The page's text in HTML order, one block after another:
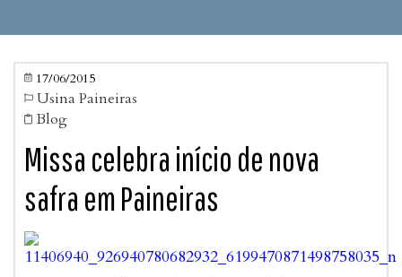
 17/06/2015
 Usina Paineiras
 Blog
Missa celebra início de nova
safra em Paineiras